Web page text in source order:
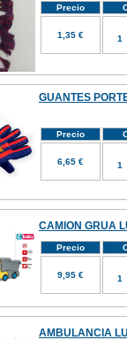
Precio
1,35 €
GUANTES
Precio
6,65 €
CAMION GRUA
Precio
9,95 €
AMBULANCIA